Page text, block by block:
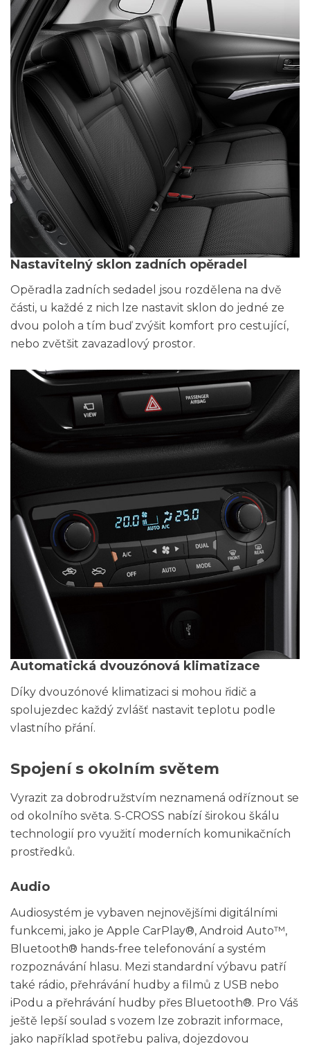
Nastavitelný sklon zadních opěradel
Opěradla zadních sedadel jsou rozdělena na dvě
části, u každé z nich lze nastavit sklon do jedné ze
dvou poloh a tím buď zvýšit komfort pro cestující,
nebo zvětšit zavazadlový prostor.
Automatická dvouzónová klimatizace
Díky dvouzónové klimatizaci si mohou řidič a
spolujezdec každý zvlášť nastavit teplotu podle
vlastního přání.
Spojení s okolním světem
Vyrazit za dobrodružstvím neznamená odříznout se
od okolního světa. S-CROSS nabízí širokou škálu
technologií pro využití moderních komunikačních
prostředků.
Audio
Audiosystém je vybaven nejnovějšími digitálními
funkcemi, jako je Apple CarPlay®, Android Auto™,
Bluetooth® hands-free telefonování a systém
rozpoznávání hlasu. Mezi standardní výbavu patří
také rádio, přehrávání hudby a filmů z USB nebo
iPodu a přehrávání hudby přes Bluetooth®. Pro Váš
ještě lepší soulad s vozem lze zobrazit informace,
jako například spotřebu paliva, dojezdovou